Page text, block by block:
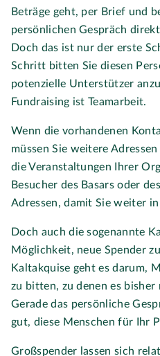
Beträge geht, per Brief und
persönlichen Gespräch
Doch das ist nur der erste
Schritt bitten Sie diesen
potenzielle Unterstützer
Fundraising ist Teamarbeit.
Wenn die vorhandenen
müssen Sie weitere
die Veranstaltungen Ihrer
Besucher des Basars oder
Adressen, damit Sie weiter
Doch auch die sogenannte
Möglichkeit, neue Spender
Kaltakquise geht es darum,
zu bitten, zu denen es bisher
Gerade das persönliche
gut, diese Menschen für Ihr
Großspender lassen sich